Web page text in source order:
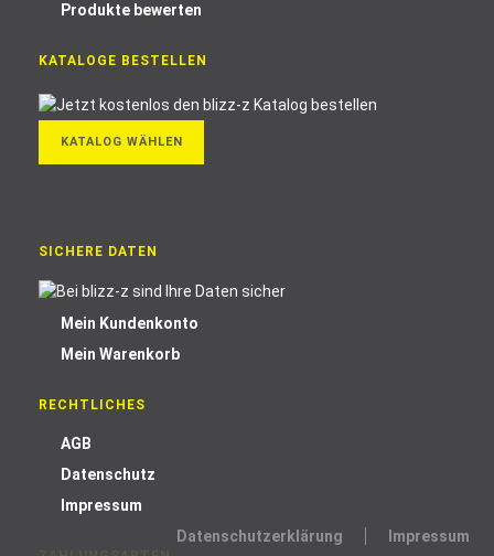
Datenschutzerklärung Impressum
Produkte bewerten
KATALOGE BESTELLEN
KATALOG WÄHLEN
SICHERE DATEN
Mein Kundenkonto
Mein Warenkorb
RECHTLICHES
AGB
Datenschutz
Impressum